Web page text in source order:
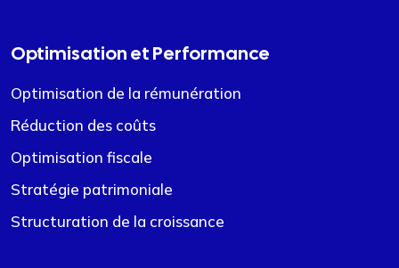
Optimisation et Performance
Optimisation de la rémunération
Réduction des coûts
Optimisation fiscale
Stratégie patrimoniale
Structuration de la croissance